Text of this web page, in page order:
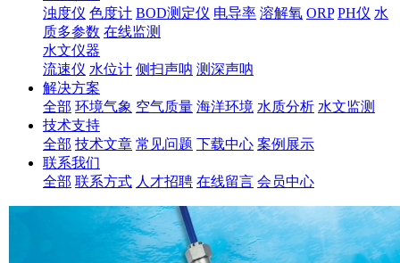
浊度仪 色度计 BOD测定仪 电导率 溶解氧 ORP PH仪 水
质多参数 在线监测
水文仪器
流速仪 水位计 侧扫声呐 测深声呐
解决方案
全部 环境气象 空气质量 海洋环境 水质分析 水文监测
技术支持
全部 技术文章 常见问题 下载中心 案例展示
联系我们
全部 联系方式 人才招聘 在线留言 会员中心